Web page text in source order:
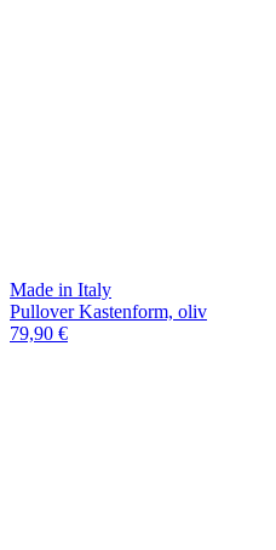
Made in Italy
Pullover Kastenform, oliv
79,90 €